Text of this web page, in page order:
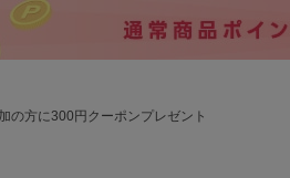
の方に300円クーポンプレゼント